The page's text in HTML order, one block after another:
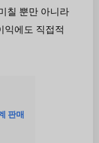
칠 뿐만 아니라
익에도 직접적
판매